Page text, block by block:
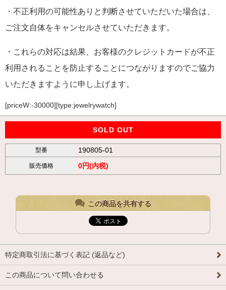
・不正利用の可能性ありと判断させていただいた場合は、
ご注文自体をキャンセルさせていただきます。
・これらの対応は結果、お客様のクレジットカードが不正
利用されることを防止することにつながりますのでご協力
いただきますように申し上げます。
[priceW:-30000][type:jewelrywatch]
SOLD OUT
型番 190805-01
販売価格 0円(内税)
この商品を共有する
特定商取引法に基づく表記 (返品など)
この商品について問い合わせる